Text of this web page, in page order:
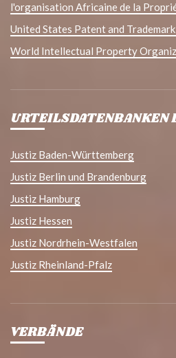
l'organisation Africaine de la
United States Patent and
World Intellectual Property
URTEILSDATENBANKEN
Justiz Baden-Württemberg
Justiz Berlin und Brandenburg
Justiz Hamburg
Justiz Hessen
Justiz Nordrhein-Westfalen
Justiz Rheinland-Pfalz
VERBÄNDE